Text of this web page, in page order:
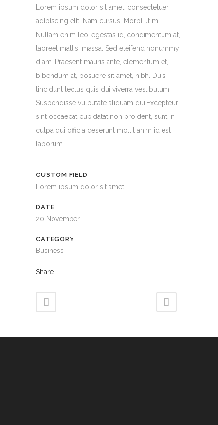
Lorem ipsum dolor sit amet, consectetuer
adipiscing elit. Nam cursus. Morbi ut mi.
Nullam enim leo, egestas id, condimentum at,
laoreet mattis, massa. Sed eleifend nonummy
diam. Praesent mauris ante, elementum et,
bibendum at, posuere sit amet, nibh. Duis
tincidunt lectus quis dui viverra vestibulum.
Suspendisse vulputate aliquam dui.Excepteur
sint occaecat cupidatat non proident, sunt in
culpa qui officia deserunt mollit anim id est
laborum
CUSTOM FIELD
Lorem ipsum dolor sit amet
DATE
20 November
CATEGORY
Business
Share